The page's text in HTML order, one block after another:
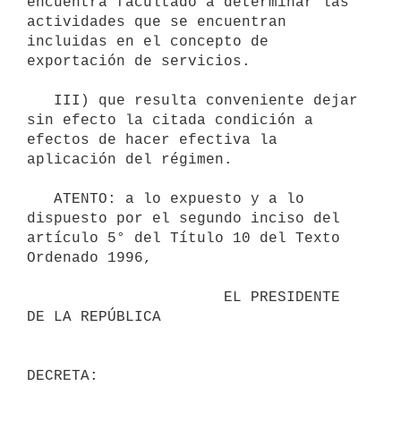
actividades que se encuentran
incluidas en el concepto de
exportación de servicios.
sin efecto la citada condición a
efectos de hacer efectiva la
aplicación del régimen.
dispuesto por el segundo inciso del
artículo 5° del Título 10 del Texto
Ordenado 1996,
DE LA REPÚBLICA